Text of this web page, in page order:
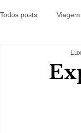
Todos posts Viagem